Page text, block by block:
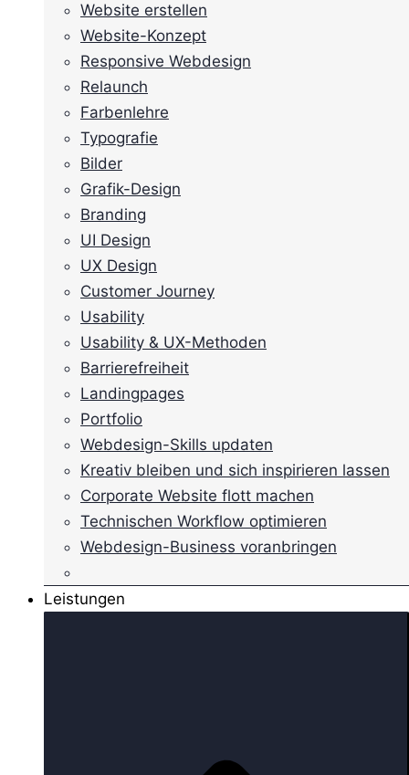
Website erstellen
Website-Konzept
Responsive Webdesign
Relaunch
Farbenlehre
Typografie
Bilder
Grafik-Design
Branding
UI Design
UX Design
Customer Journey
Usability
Usability & UX-Methoden
Barrierefreiheit
Landingpages
Portfolio
Webdesign-Skills updaten
Kreativ bleiben und sich inspirieren lassen
Corporate Website flott machen
Technischen Workflow optimieren
Webdesign-Business voranbringen
Leistungen